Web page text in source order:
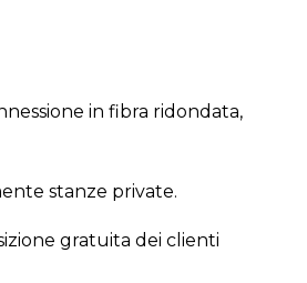
in fibra ridondata,
stanze private.
gratuita dei clienti